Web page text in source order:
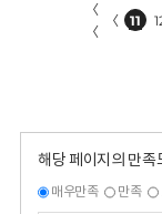
〈
〈
〈 11
해당 페이지의 만족
매우만족 만족